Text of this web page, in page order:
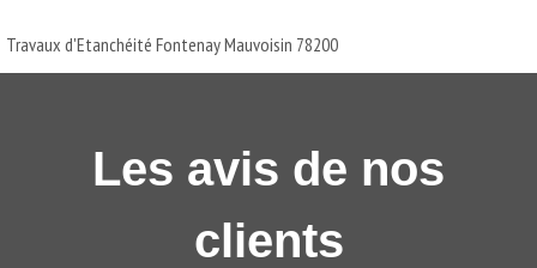
Travaux d'Etanchéité Fontenay Mauvoisin 78200
Les avis de nos
clients